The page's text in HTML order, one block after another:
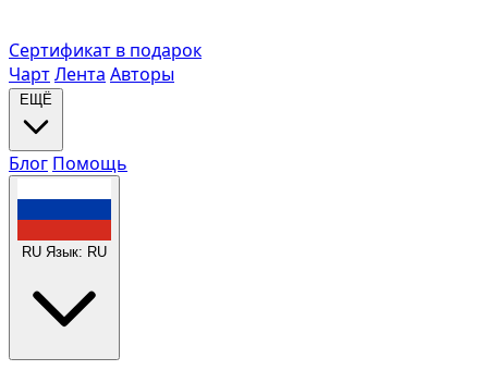
Сертификат в подарок
ЧартЛента Авторы
ЕЩЁ
Блог Помощь
RU Язык: RU